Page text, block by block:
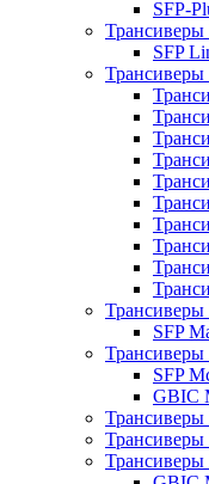
SFP-
Трансиверы
SFP
Трансиверы
SFP
SFP
GBIC
Трансиверы